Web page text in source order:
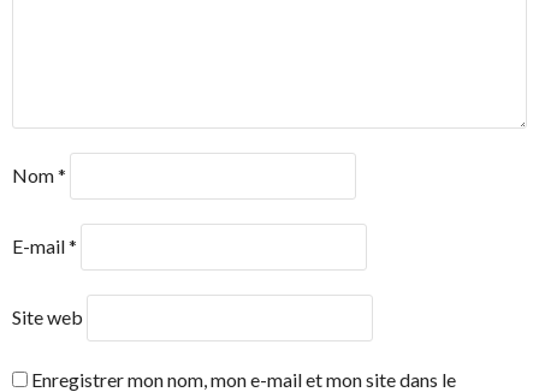
Nom*
E-mail*
Site web
Enregistrer mon nom, mon e-mail et mon site dans le